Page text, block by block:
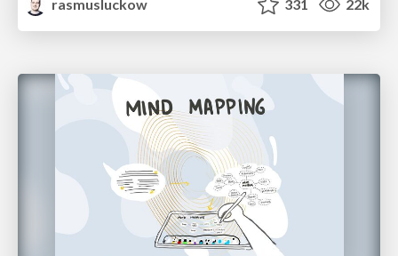
rasmusluckow 331 22k